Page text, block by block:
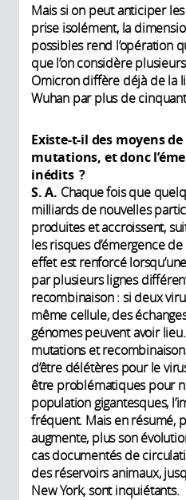
Mais si on peut anticiper
prise isolément, la
possibles rend l’opération
que l’on considère
Omicron diffère déjà de la
Wuhan par plus de
Existe-t-il des moyens
mutations, et donc
inédits ?
S. A. Chaque fois que
milliards de nouvelles
produites et accroissent,
les risques d’émergence
effet est renforcé
par plusieurs lignes
recombinaison : si deux
même cellule, des
génomes peuvent avoir
mutations et
d’être délétères pour le
être problématiques pour
population gigantesques,
fréquent. Mais en résumé,
augmente, plus son
cas documentés de
des réservoirs animaux,
New York, sont inquiétants.